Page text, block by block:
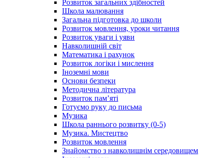
Розвиток загальних здібностей
Школа малювання
Загальна підготовка до школи
Розвиток мовлення, уроки читання
Розвиток уваги і уяви
Навколишній світ
Математика і рахунок
Розвиток логіки і мислення
Іноземні мови
Основи безпеки
Методична література
Розвиток пам’яті
Готуємо руку до письма
Музика
Школа раннього розвитку (0-5)
Музика. Мистецтво
Розвиток мовлення
Знайомство з навколишнім середовищем